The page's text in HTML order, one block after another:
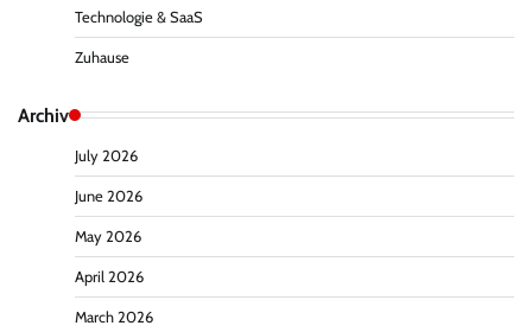
Technologie & SaaS
Zuhause
Archiv
July 2026
June 2026
May 2026
April 2026
March 2026